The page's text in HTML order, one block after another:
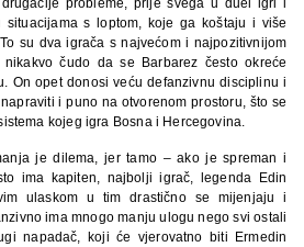
situacijama s loptom, koje ga koštaju i više
su dva igrača s najvećom i najpozitivnijom
čudo da se Barbarez često okreće
On opet donosi veću defanzivnu disciplinu i
i puno na otvorenom prostoru, što se
kojeg igra Bosna i Hercegovina.
je dilema, jer tamo – ako je spreman i
ima kapiten, najbolji igrač, legenda Edin
ulaskom u tim drastično se mijenjaju i
ima mnogo manju ulogu nego svi ostali
napadač, koji će vjerovatno biti Ermedin